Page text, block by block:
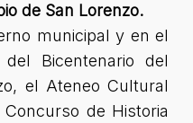
de San Lorenzo.
municipal y en el
Bicentenario del
el Ateneo Cultural
de Historia